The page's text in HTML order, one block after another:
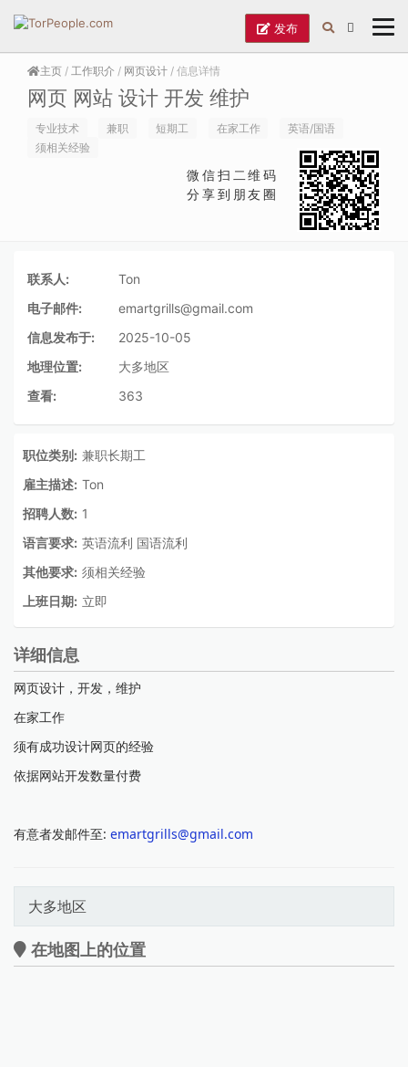
发布
主页 / 工作职介 / 网页设计 / 信息详情
网页 网站 设计 开发 维护
专业技术 兼职 短期工 在家工作
英语/国语
须相关经验
微信扫二维码
分享到朋友圈
联系人:
Ton
电子邮件:
emartgrills@gmail.com
信息发布于:
2025-10-05
地理位置:
大多地区
查看:
363
职位类别: 兼职长期工
雇主描述: Ton
招聘人数: 1
语言要求: 英语流利 国语流利
其他要求: 须相关经验
上班日期: 立即
详细信息
网页设计，开发，维护
在家工作
须有成功设计网页的经验
依据网站开发数量付费
有意者发邮件至: emartgrills@gmail.com
大多地区
在地图上的位置